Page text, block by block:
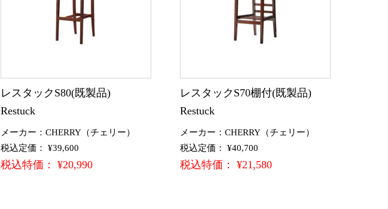
レスタックS80(既製品)
Restuck
メーカー：CHERRY（チェリー）
税込定価： ¥39,600
税込特価： ¥20,990
レスタックS70棚付(既製品)
Restuck
メーカー：CHERRY（チェリー）
税込定価： ¥40,700
税込特価： ¥21,580